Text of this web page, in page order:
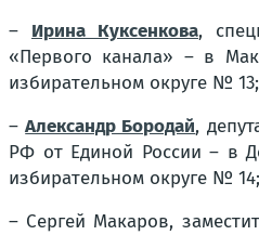
– Ирина Куксенкова,
«Первого канала» – в
избирательном округе № 13;
–Александр Бородай,
РФ от Единой России – в
избирательном округе № 14;
– Сергей Макаров,